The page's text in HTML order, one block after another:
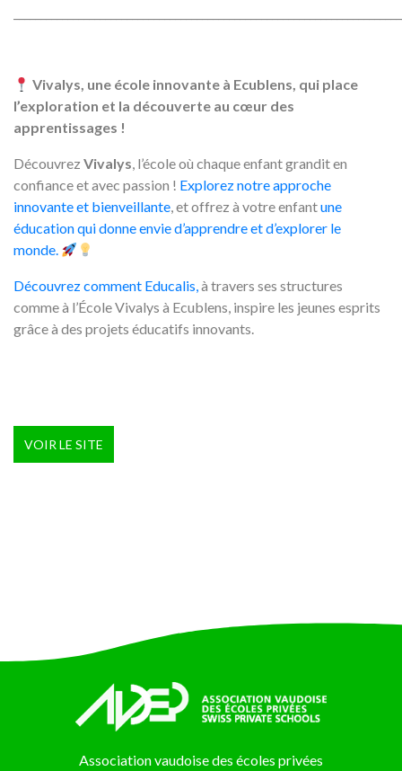
Vivalys, une école innovante à Ecublens, qui place
l’exploration et la découverte au cœur des
apprentissages !
Découvrez Vivalys, l’école où chaque enfant grandit en
confiance et avec passion ! Explorez notre approche
innovante et bienveillante, et offrez à votre enfantune
éducation qui donne envie d’apprendre et d’explorer le
monde.
Découvrez comment Educalis,à travers ses structures
comme à l’École Vivalys à Ecublens, inspire les jeunes esprits
grâce à des projets éducatifs innovants.
VOIR LE SITE
Association vaudoise des écoles privées